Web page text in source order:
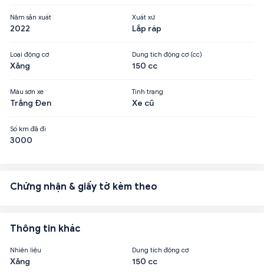
Năm sản xuất
2022
Xuất xứ
Lắp ráp
Loại động cơ
Xăng
Dung tích động cơ (cc)
150 cc
Màu sơn xe
Trắng Đen
Tình trạng
Xe cũ
Số km đã đi
3000
Chứng nhận & giấy tờ kèm theo
Thông tin khác
Nhiên liệu
Xăng
Dung tích động cơ
150 cc